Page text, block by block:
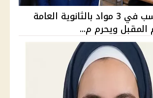
التعليم: الراسب في 3 مواد بالثانوية العامة
المقبل ويحرم م...